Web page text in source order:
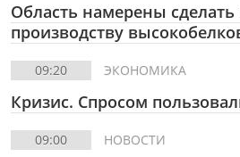
Область намерены
производству
09:20 ЭКОНОМИКА
Кризис. Спросом
09:00 НОВОСТИ